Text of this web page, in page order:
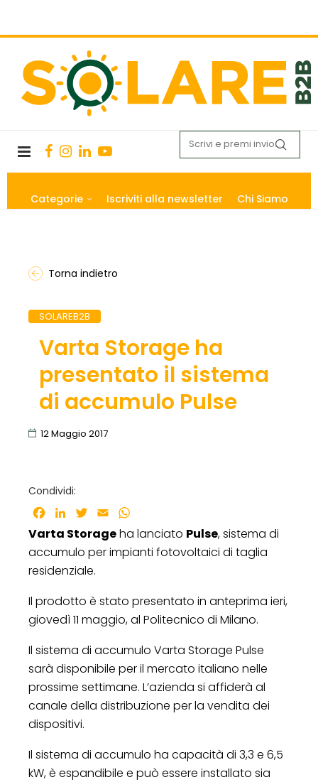
Categorie Iscriviti alla newsletter Chi Siamo
Torna indietro
SOLAREB2B
Varta Storage ha
presentato il sistema
di accumulo Pulse
12 Maggio 2017
Condividi:
Facebook
LinkedInTwitter
Email
Varta Storageha lanciato Pulse, sistema di
accumulo per impianti fotovoltaici di taglia
residenziale.
Il prodotto è stato presentato in anteprima ieri,
giovedì 11 maggio, al Politecnico di Milano.
Il sistema di accumulo Varta Storage Pulse
sarà disponibile per il mercato italiano nelle
prossime settimane. L’azienda si affiderà al
canale della distribuzione per la vendita dei
dispositivi.
Il sistema di accumulo ha capacità di 3,3 e 6,5
kW, è espandibile e può essere installato sia